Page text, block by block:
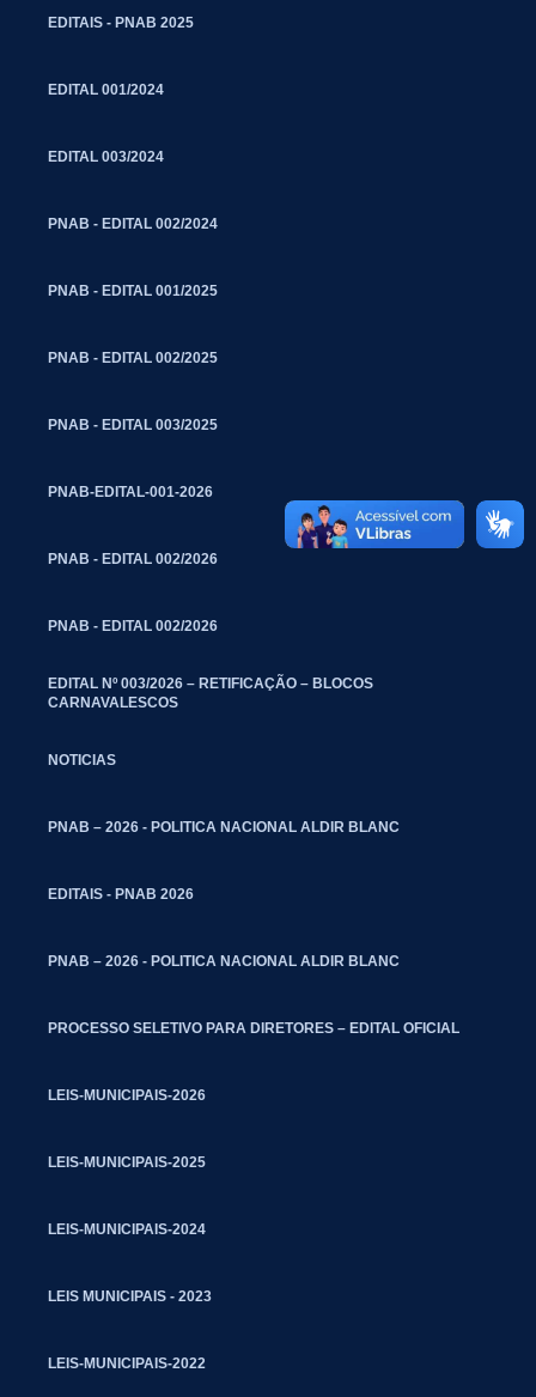
EDITAIS - PNAB 2025
EDITAL 001/2024
EDITAL 003/2024
PNAB - EDITAL 002/2024
PNAB - EDITAL 001/2025
PNAB - EDITAL 002/2025
PNAB - EDITAL 003/2025
PNAB-EDITAL-001-2026
PNAB - EDITAL 002/2026
PNAB - EDITAL 002/2026
EDITAL Nº 003/2026 – RETIFICAÇÃO – BLOCOS
CARNAVALESCOS
NOTICIAS
PNAB – 2026 - POLITICA NACIONAL ALDIR BLANC
EDITAIS - PNAB 2026
PNAB – 2026 - POLITICA NACIONAL ALDIR BLANC
PROCESSO SELETIVO PARA DIRETORES – EDITAL OFICIAL
LEIS-MUNICIPAIS-2026
LEIS-MUNICIPAIS-2025
LEIS-MUNICIPAIS-2024
LEIS MUNICIPAIS - 2023
LEIS-MUNICIPAIS-2022